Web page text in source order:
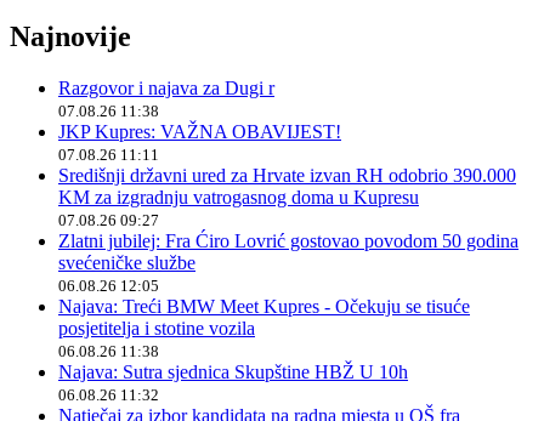
Najnovije
Razgovor i najava za Dugi r
07.08.26 11:38
JKP Kupres: VAŽNA OBAVIJEST!
07.08.26 11:11
Središnji državni ured za Hrvate izvan RH odobrio 390.000
KM za izgradnju vatrogasnog doma u Kupresu
07.08.26 09:27
Zlatni jubilej: Fra Ćiro Lovrić gostovao povodom 50 godina
svećeničke službe
06.08.26 12:05
Najava: Treći BMW Meet Kupres - Očekuju se tisuće
posjetitelja i stotine vozila
06.08.26 11:38
Najava: Sutra sjednica Skupštine HBŽ U 10h
06.08.26 11:32
Natječaj za izbor kandidata na radna mjesta u OŠ fra